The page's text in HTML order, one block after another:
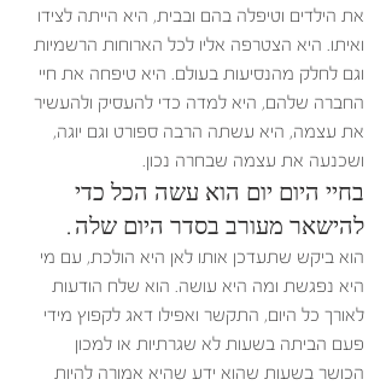
את הילדים וטיפלה בהם ובבית, היא הייתה לצידו
ואיתו. היא הצטרפה אליו לכל הארוחות הרשמיות
וגם לחלק מהנסיעות בעולם. היא טיפחה את חיי
החברה שלהם, היא למדה כדי להעסיק ולהעשיר
את עצמה, היא עשתה הרבה ספורט וגם יוגה,
ושכנעה את עצמה שבחרה נכון.
בחיי היום יום הוא עשה הכל כדי
להישאר מעורב בסדר היום שלה.
הוא ביקש שתעדכן אותו לאן היא הולכת, עם מי
היא נפגשת ומה היא עושה. הוא שלח הודעות
לאורך כל היום, התקשר ואפילו דאג לקפוץ מידי
פעם הביתה בשעות לא שגרתיות או למכון
הכושר בשעות שהוא ידע שהיא אמורה להיות